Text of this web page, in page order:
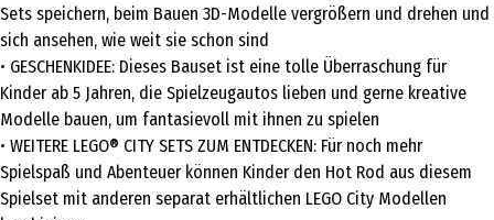
Sets speichern, beim Bauen 3D-Modelle vergrößern und drehen und
sich ansehen, wie weit sie schon sind
• GESCHENKIDEE: Dieses Bauset ist eine tolle Überraschung für
Kinder ab 5 Jahren, die Spielzeugautos lieben und gerne kreative
Modelle bauen, um fantasievoll mit ihnen zu spielen
• WEITERE LEGO® CITY SETS ZUM ENTDECKEN: Für noch mehr
Spielspaß und Abenteuer können Kinder den Hot Rod aus diesem
Spielset mit anderen separat erhältlichen LEGO City Modellen